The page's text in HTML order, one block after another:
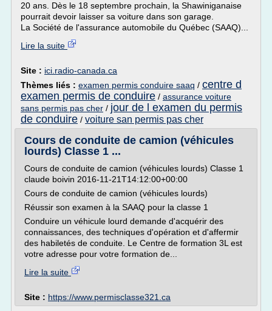
20 ans. Dès le 18 septembre prochain, la Shawiniganaise
pourrait devoir laisser sa voiture dans son garage.
La Société de l'assurance automobile du Québec (SAAQ)...
Lire la suite
Site : ici.radio-canada.ca
Thèmes liés : examen permis conduire saaq / centre d
examen permis de conduire / assurance voiture
sans permis pas cher / jour de l examen du permis
de conduire / voiture san permis pas cher
Cours de conduite de camion (véhicules
lourds) Classe 1 ...
Cours de conduite de camion (véhicules lourds) Classe 1
claude boivin 2016-11-21T14:12:00+00:00
Cours de conduite de camion (véhicules lourds)
Réussir son examen à la SAAQ pour la classe 1
Conduire un véhicule lourd demande d'acquérir des
connaissances, des techniques d'opération et d'affermir
des habiletés de conduite. Le Centre de formation 3L est
votre adresse pour votre formation de...
Lire la suite
Site : https://www.permisclasse321.ca